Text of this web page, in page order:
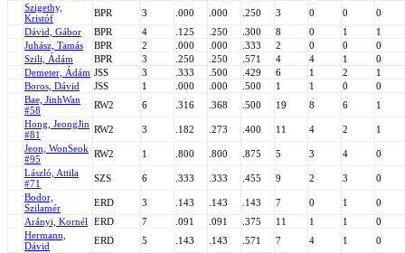
Szigethy,
Kristóf
BPR 3 .000 .000 .250 3 0 0
0
Dávid, Gábor
BPR 4 .125 .250 .300 8 0 1
1
Juhász, Tamás
BPR 2 .000 .000 .333 2 0 0
0
Szili, Ádám
BPR 3 .250 .250 .571 4 4 1
0
Demeter, Ádám JSS 3 .333 .500 .429 6 1 2
1
Boros, Dávid
JSS 1 .000 .000 .500 1 1 0
0
Bae, JinhWan
#58
RW2 6 .316 .368 .500 19 8 6
1
Hong, JeongJin
#81
RW2 3 .182 .273 .400 11 4 2
1
Jeon, WonSeok
#95
RW2 1 .800 .800 .875 5 3 4
0
László, Attila
#71
SZS 6 .333 .333 .455 9 2 3
0
Bodor,
Szilamér
ERD 3 .143 .143 .143 7 0 1
0
Arányi, Kornél
ERD 7 .091 .091 .375 11 1 1
0
Hermann,
Dávid
ERD 5 .143 .143 .571 7 4 1
0